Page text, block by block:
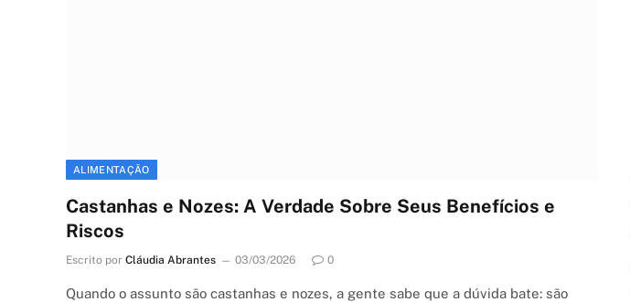
ALIMENTAÇÃO
Castanhas e Nozes: A Verdade Sobre Seus Benefícios e
Riscos
Escrito por Cláudia Abrantes 03/03/2026 0
Quando o assunto são castanhas e nozes, a gente sabe que a dúvida bate: são